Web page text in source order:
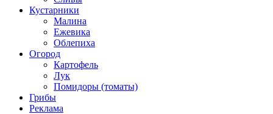
Кустарники
Малина
Ежевика
Облепиха
Огород
Картофель
Лук
Помидоры (томаты)
Грибы
Реклама